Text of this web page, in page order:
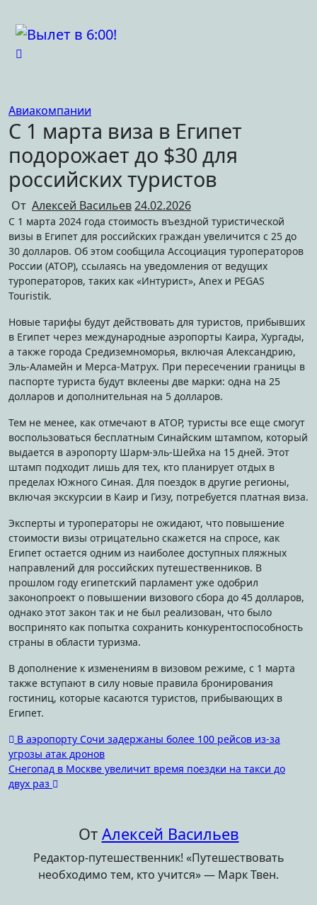
содержимому
Авиакомпании
С 1 марта виза в Египет
подорожает до $30 для
российских туристов
От Алексей Васильев24.02.2026
С 1 марта 2024 года стоимость въездной туристической
визы в Египет для российских граждан увеличится с 25 до
30 долларов. Об этом сообщила Ассоциация туроператоров
России (АТОР), ссылаясь на уведомления от ведущих
туроператоров, таких как «Интурист», Anex и PEGAS
Touristik.
Новые тарифы будут действовать для туристов, прибывших
в Египет через международные аэропорты Каира, Хургады,
а также города Средиземноморья, включая Александрию,
Эль-Аламейн и Мерса-Матрух. При пересечении границы в
паспорте туриста будут вклеены две марки: одна на 25
долларов и дополнительная на 5 долларов.
Тем не менее, как отмечают в АТОР, туристы все еще смогут
воспользоваться бесплатным Синайским штампом, который
выдается в аэропорту Шарм-эль-Шейха на 15 дней. Этот
штамп подходит лишь для тех, кто планирует отдых в
пределах Южного Синая. Для поездок в другие регионы,
включая экскурсии в Каир и Гизу, потребуется платная виза.
Эксперты и туроператоры не ожидают, что повышение
стоимости визы отрицательно скажется на спросе, как
Египет остается одним из наиболее доступных пляжных
направлений для российских путешественников. В
прошлом году египетский парламент уже одобрил
законопроект о повышении визового сбора до 45 долларов,
однако этот закон так и не был реализован, что было
воспринято как попытка сохранить конкурентоспособность
страны в области туризма.
В дополнение к изменениям в визовом режиме, с 1 марта
также вступают в силу новые правила бронирования
гостиниц, которые касаются туристов, прибывающих в
Египет.
Навигация
по
записям
В аэропорту Сочи задержаны более 100 рейсов из-за
угрозы атак дронов
Снегопад в Москве увеличит время поездки на такси до
двух раз
От Алексей Васильев
Редактор-путешественник! «Путешествовать
необходимо тем, кто учится» — Марк Твен.